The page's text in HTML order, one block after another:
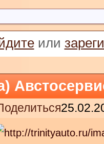
или